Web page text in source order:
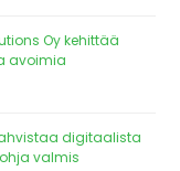
Oy kehittää
avoimia
digitaalista
valmis